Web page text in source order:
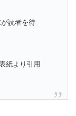
読者を待
紙より引用